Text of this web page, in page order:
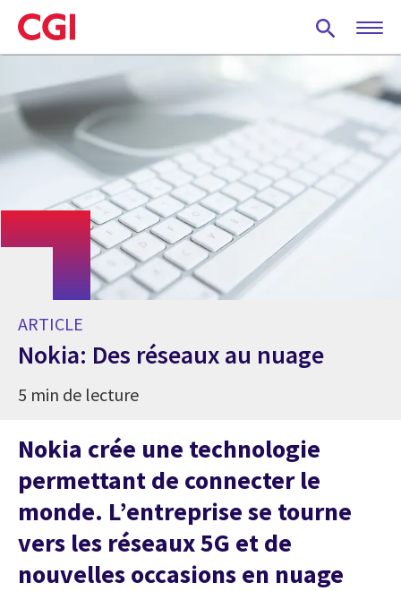
Skip
to
main
ARTICLE
Nokia: Des réseaux au nuage
5 min de lecture
Nokia crée une technologie
permettant de connecter le
monde. L’entreprise se tourne
vers les réseaux 5G et de
nouvelles occasions en nuage